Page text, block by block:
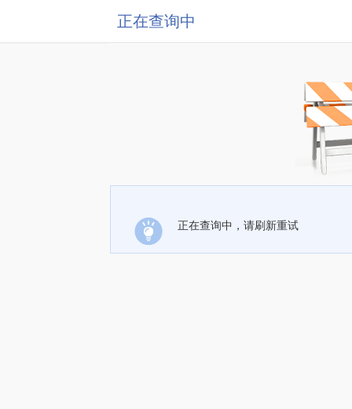
正在查询中
正在查询中，请刷新重试